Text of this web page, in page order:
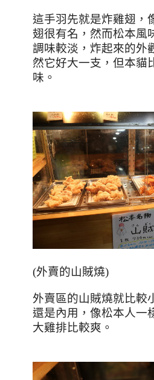
這手羽先就是炸雞翅，
翅很有名，然而松本風
調味較淡，炸起來的外
然它好大一支，但本貓
味。
(外賣的山賊燒)
外賣區的山賊燒就比較
還是內用，像松本人一
大雞排比較爽。